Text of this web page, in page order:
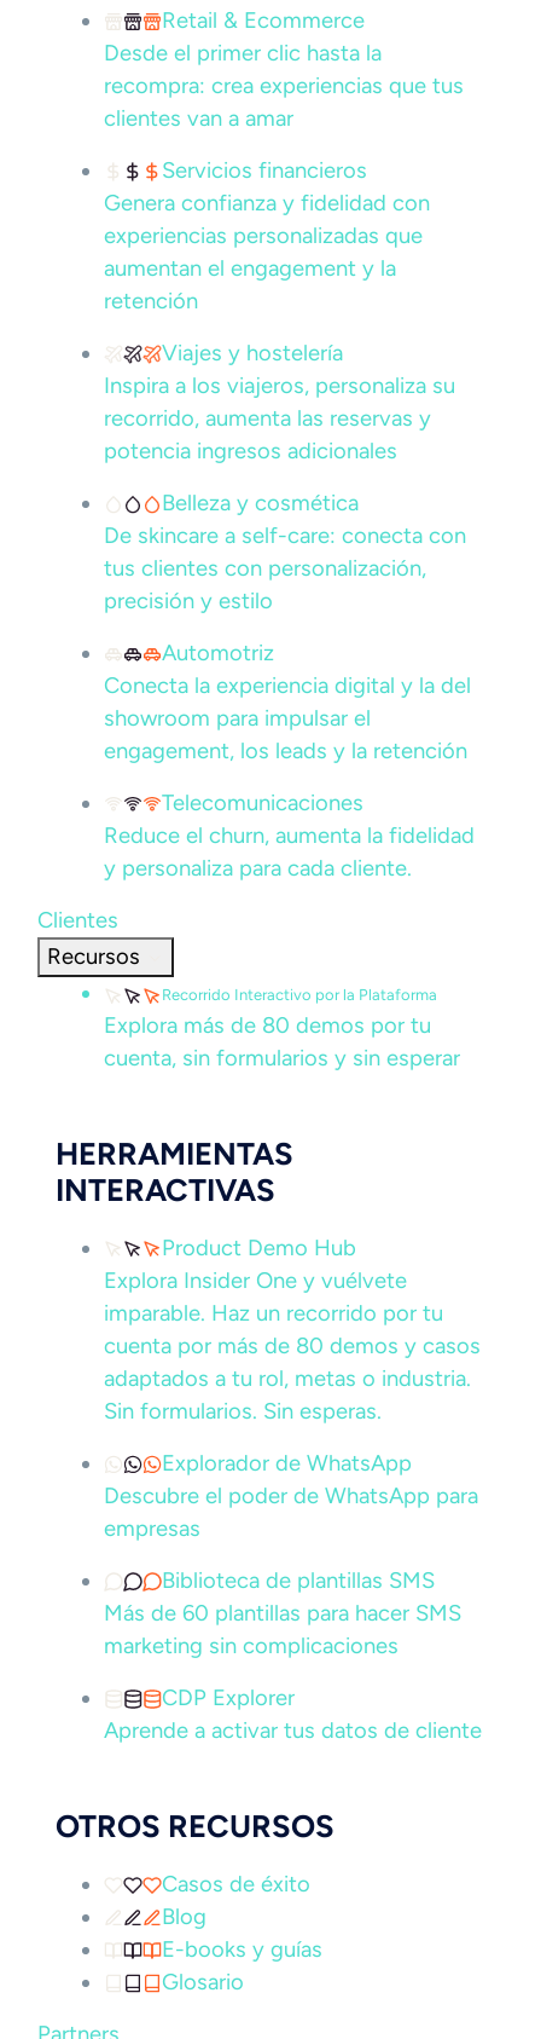
Retail & Ecommerce
Desde el primer clic hasta la
recompra: crea experiencias que tus
clientes van a amar
Servicios financieros
Genera confianza y fidelidad con
experiencias personalizadas que
aumentan el engagement y la
retención
Viajes y hostelería
Inspira a los viajeros, personaliza su
recorrido, aumenta las reservas y
potencia ingresos adicionales
Belleza y cosmética
De skincare a self-care: conecta con
tus clientes con personalización,
precisión y estilo
Automotriz
Conecta la experiencia digital y la del
showroom para impulsar el
engagement, los leads y la retención
Telecomunicaciones
Reduce el churn, aumenta la fidelidad
y personaliza para cada cliente.
Clientes
Recursos
Recorrido Interactivo por la Plataforma
Explora más de 80 demos por tu
cuenta, sin formularios y sin esperar
HERRAMIENTAS
INTERACTIVAS
Product Demo Hub
Explora Insider One y vuélvete
imparable. Haz un recorrido por tu
cuenta por más de 80 demos y casos
adaptados a tu rol, metas o industria.
Sin formularios. Sin esperas.
Explorador de WhatsApp
Descubre el poder de WhatsApp para
empresas
Biblioteca de plantillas SMS
Más de 60 plantillas para hacer SMS
marketing sin complicaciones
CDP Explorer
Aprende a activar tus datos de cliente
OTROS RECURSOS
Casos de éxito
Blog
E-books y guías
Glosario